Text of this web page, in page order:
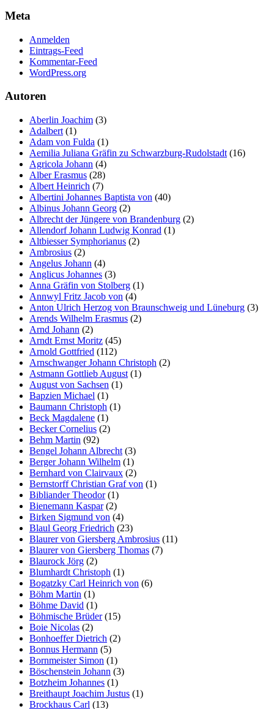
Meta
Anmelden
Eintrags-Feed
Kommentar-Feed
WordPress.org
Autoren
Aberlin Joachim (3)
Adalbert (1)
Adam von Fulda (1)
Aemilia Juliana Gräfin zu Schwarzburg-Rudolstadt (16)
Agricola Johann (4)
Alber Erasmus (28)
Albert Heinrich (7)
Albertini Johannes Baptista von (40)
Albinus Johann Georg (2)
Albrecht der Jüngere von Brandenburg (2)
Allendorf Johann Ludwig Konrad (1)
Altbiesser Symphorianus (2)
Ambrosius (2)
Angelus Johann (4)
Anglicus Johannes (3)
Anna Gräfin von Stolberg (1)
Annwyl Fritz Jacob von (4)
Anton Ulrich Herzog von Braunschweig und Lüneburg (3)
Arends Wilhelm Erasmus (2)
Arnd Johann (2)
Arndt Ernst Moritz (45)
Arnold Gottfried (112)
Arnschwanger Johann Christoph (2)
Astmann Gottlieb August (1)
August von Sachsen (1)
Bapzien Michael (1)
Baumann Christoph (1)
Beck Magdalene (1)
Becker Cornelius (2)
Behm Martin (92)
Bengel Johann Albrecht (3)
Berger Johann Wilhelm (1)
Bernhard von Clairvaux (2)
Bernstorff Christian Graf von (1)
Bibliander Theodor(1)
Bienemann Kaspar(2)
Birken Sigmund von (4)
Blaul Georg Friedrich (23)
Blaurer von Giersberg Ambrosius (11)
Blaurer von Giersberg Thomas (7)
Blaurock Jörg (2)
Blumhardt Christoph (1)
Bogatzky Carl Heinrich von (6)
Böhm Martin (1)
Böhme David (1)
Böhmische Brüder(15)
Boie Nicolas (2)
Bonhoeffer Dietrich (2)
Bonnus Hermann (5)
Bornmeister Simon (1)
Böschenstein Johann (3)
Botzheim Johannes (1)
Breithaupt Joachim Justus (1)
Brockhaus Carl (13)